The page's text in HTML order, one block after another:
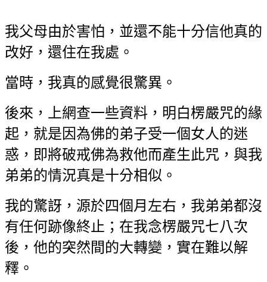
我父母由於害怕，並還不能十分信他真的
改好，還住在我處。
當時，我真的感覺很驚異。
後來，上網查一些資料，明白楞嚴咒的緣
起，就是因為佛的弟子受一個女人的迷
惑，即將破戒佛為救他而產生此咒，與我
弟弟的情況真是十分相似。
我的驚訝，源於四個月左右，我弟弟都沒
有任何跡像終止；在我念楞嚴咒七八次
後，他的突然間的大轉變，實在難以解
釋。